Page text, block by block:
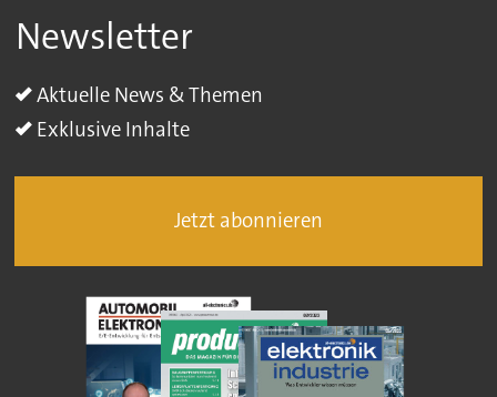
Newsletter
Aktuelle News & Themen
Exklusive Inhalte
Jetzt abonnieren